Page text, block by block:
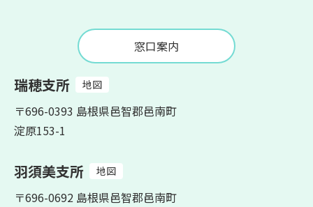
窓口案内
瑞穂支所 地図
〒696-0393 島根県邑智郡邑南町
淀原153-1
羽須美支所 地図
〒696-0692 島根県邑智郡邑南町